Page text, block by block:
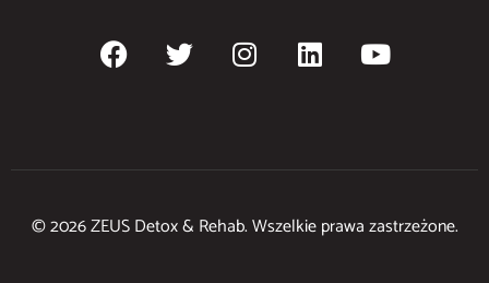
© 2026 ZEUS Detox & Rehab. Wszelkie prawa zastrzeżone.